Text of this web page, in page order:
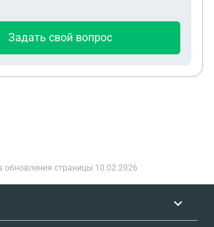
Задать свой вопрос
обновления страницы 10.02.2026